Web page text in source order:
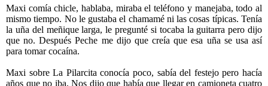
Maxi comía chicle, hablaba, miraba el teléfono y manejaba, todo al
mismo tiempo. No le gustaba el chamamé ni las cosas típicas. Tenía
la uña del meñique larga, le pregunté si tocaba la guitarra pero dijo
que no. Después Peche me dijo que creía que esa uña se usa así
para tomar cocaína.
Maxi sobre La Pilarcita conocía poco, sabía del festejo pero hacía
años que no iba. Nos dijo que había que llegar en camioneta cuatro